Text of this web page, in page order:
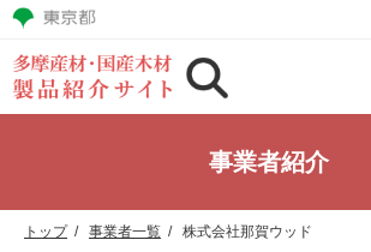
事業者紹介
トップ 事業者一覧 株式会社那賀ウッド